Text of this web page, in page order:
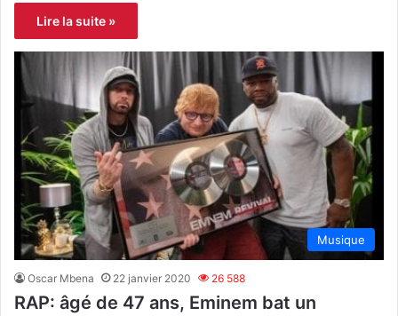
Lire la suite »
Musique
Oscar Mbena 22 janvier 2020 26 588
RAP: âgé de 47 ans, Eminem bat un